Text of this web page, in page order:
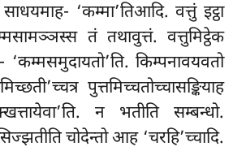
‘कम्मा’तिआदि. वत्तुं इट्ठा
तं तथावुत्तं. वत्तुमिट्ठेक
किम्पनावयवतो
पुत्तमिच्चतोच्चासङ्कियाह
न भतीति सम्बन्धो.
चोदेन्तो आह ‘चरहि’च्चादि.